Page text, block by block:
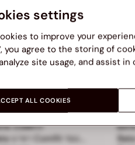
COMFIT
settings
to improve your
you agree to the storing of
site usage, and assist
ALL COOKIES